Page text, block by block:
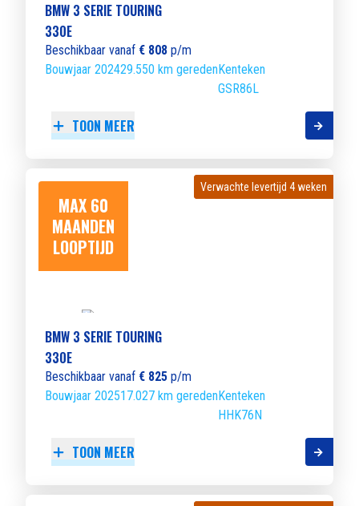
BMW 3 SERIE TOURING
330E
Beschikbaar vanaf € 808 p/m
Bouwjaar 202429.550 km geredenKenteken
GSR86L
TOON MEER
MAX 60
MAANDEN
LOOPTIJD
Verwachte levertijd 4 weken
Verwachte levertijd 4 weken
BMW 3 SERIE TOURING
330E
Beschikbaar vanaf € 825 p/m
Bouwjaar 202517.027 km geredenKenteken
HHK76N
TOON MEER